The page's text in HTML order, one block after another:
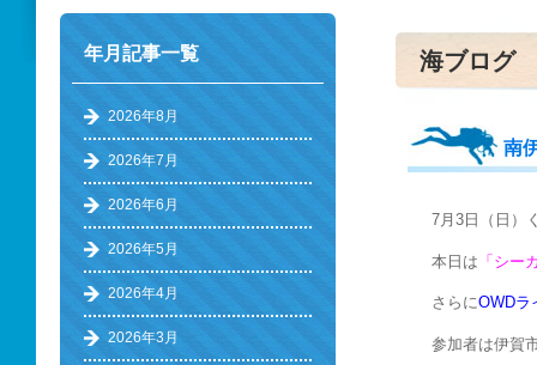
海ブログ
南
7月3日（日）
本日は 「シー
さらにOWDラ
参加者は伊賀
年月記事一覧
2026年8月
2026年7月
2026年6月
2026年5月
2026年4月
2026年3月